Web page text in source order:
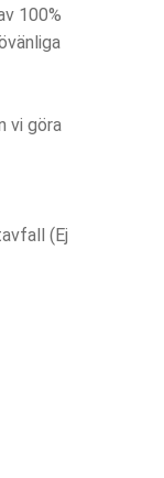
100%
vi göra
(Ej